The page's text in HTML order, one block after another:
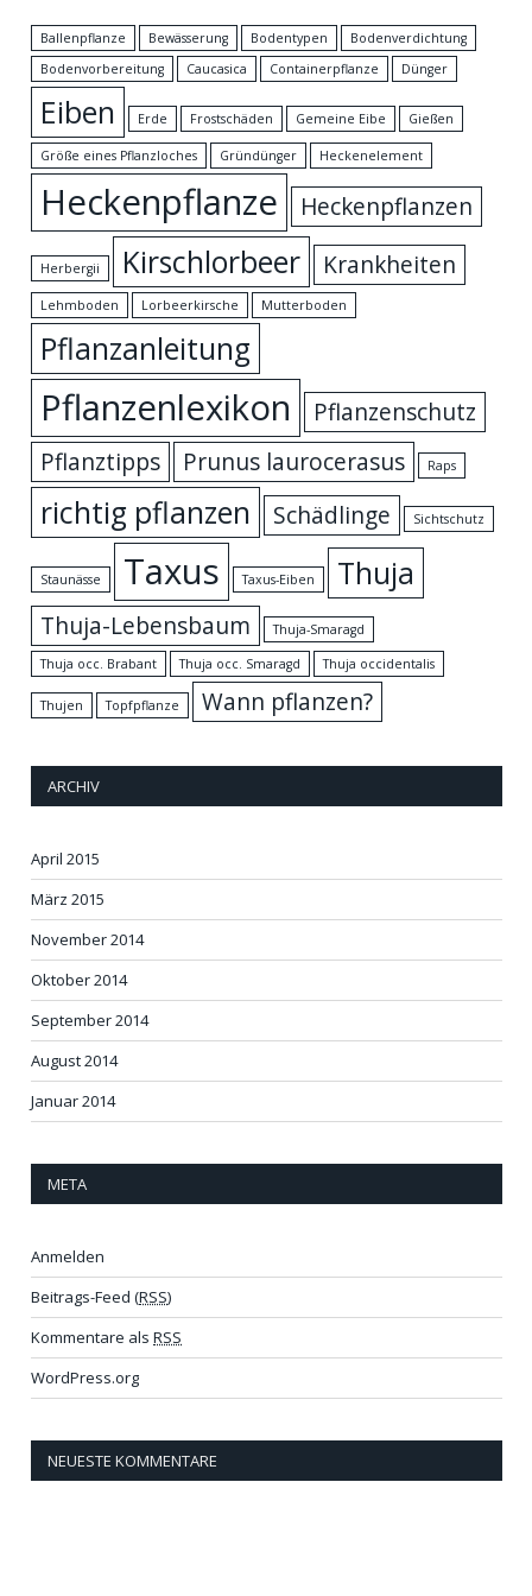
Ballenpflanze Bewässerung Bodentypen
Bodenverdichtung
Bodenvorbereitung
Caucasica Containerpflanze Dünger
Eiben Erde Frostschäden Gemeine Eibe Gießen
Größe eines Pflanzloches Gründünger Heckenelement
Heckenpflanze Heckenpflanzen
Herbergii Kirschlorbeer Krankheiten
Lehmboden Lorbeerkirsche Mutterboden
Pflanzanleitung
Pflanzenlexikon
Pflanzenschutz
Pflanztipps
Prunus laurocerasus Raps
richtig pflanzen Schädlinge Sichtschutz
Staunässe Taxus Taxus-Eiben Thuja
Thuja-Lebensbaum Thuja-Smaragd
Thuja occ. Brabant Thuja occ. Smaragd Thuja occidentalis
Thujen Topfpflanze Wann pflanzen?
ARCHIV
April 2015
März 2015
November 2014
Oktober 2014
September 2014
August 2014
Januar 2014
META
Anmelden
Beitrags-Feed (RSS)
Kommentare als RSS
WordPress.org
NEUESTE KOMMENTARE